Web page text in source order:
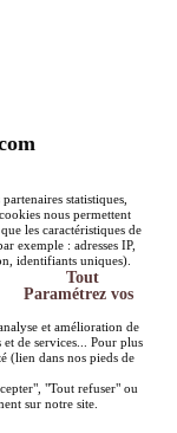
statistiques,
nous permettent
les caractéristiques de
exemple : adresses IP,
identifiants uniques).
Tout
Paramétrez vos
et amélioration de
de services... Pour plus
(lien dans nos pieds de
"Tout refuser" ou
sur notre site.